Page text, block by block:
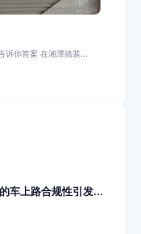
诉你答案 在湘潭搞装...
车上路合规性引发...